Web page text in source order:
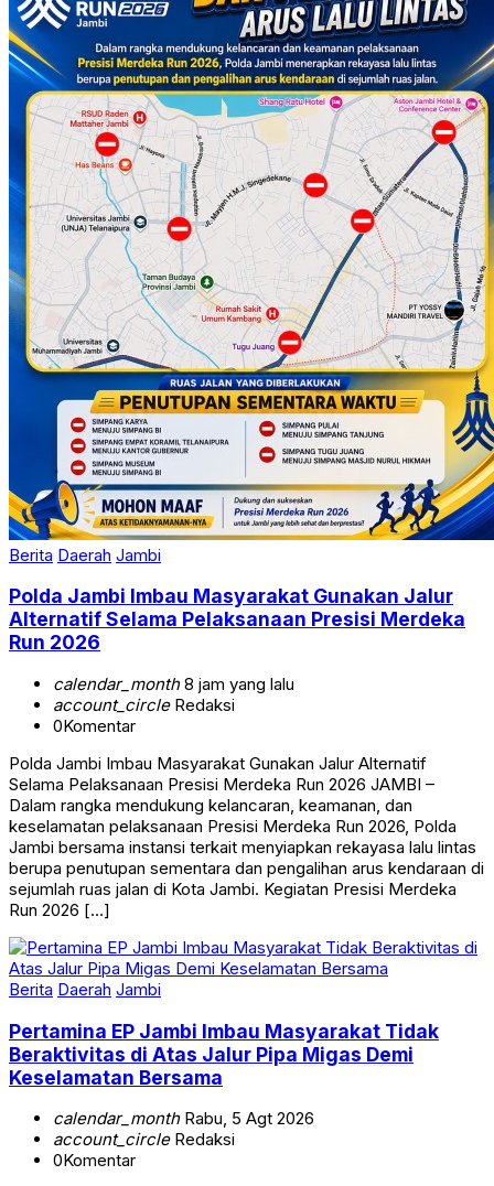
Berita Daerah Jambi
Polda Jambi Imbau Masyarakat Gunakan Jalur
Alternatif Selama Pelaksanaan Presisi Merdeka
Run 2026
calendar_month8 jam yang lalu
account_circleRedaksi
0Komentar
Polda Jambi Imbau Masyarakat Gunakan Jalur Alternatif
Selama Pelaksanaan Presisi Merdeka Run 2026 JAMBI –
Dalam rangka mendukung kelancaran, keamanan, dan
keselamatan pelaksanaan Presisi Merdeka Run 2026, Polda
Jambi bersama instansi terkait menyiapkan rekayasa lalu lintas
berupa penutupan sementara dan pengalihan arus kendaraan di
sejumlah ruas jalan di Kota Jambi. Kegiatan Presisi Merdeka
Run 2026 […]
Berita Daerah Jambi
Pertamina EP Jambi Imbau Masyarakat Tidak
Beraktivitas di Atas Jalur Pipa Migas Demi
Keselamatan Bersama
calendar_monthRabu, 5 Agt 2026
account_circleRedaksi
0Komentar